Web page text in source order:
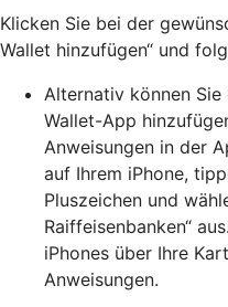
Klicken Sie bei der
Wallet hinzufügen“ und
Alternativ können
Wallet-App
Anweisungen in der
auf Ihrem iPhone,
Pluszeichen und
Raiffeisenbanken“
iPhones über Ihre
Anweisungen.